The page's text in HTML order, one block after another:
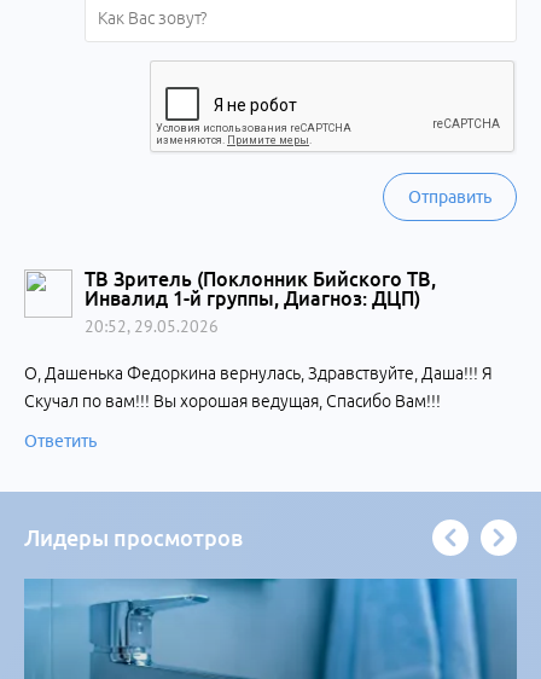
Отправить
ТВ Зритель (Поклонник Бийского ТВ,
Инвалид 1-й группы, Диагноз: ДЦП)
20:52, 29.05.2026
О, Дашенька Федоркина вернулась, Здравствуйте, Даша!!! Я
Скучал по вам!!! Вы хорошая ведущая, Спасибо Вам!!!
Ответить
Лидеры просмотров